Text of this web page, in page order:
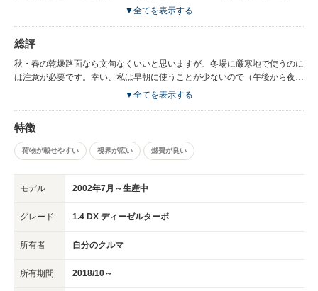
なり、本州仕様のバッテリーではすぐにセルの回転が落ちるので（本州で使
凍結路面では坂道や交差点での発進には苦労しますし、4WDなら余裕で入
れた圧雪路面でも走行に苦労することはあります。あと、暖気に時間がかか
るのと、暖房の効きはガソリン車ほどよくはないです。
▼全てを表示する
総評
秋・春の乾燥路面なら文句なくいいと思いますが、冬場に厳寒地で使うのに
は注意が必要です。幸い、私は早朝に使うことが少ないので（午後から夜に
使うのがほとんど）、どうにかなってはいますが。また、ディーゼルは排気
せん。私は仕事柄、ディーゼルエンジンをよく使うのでそれなりにメンテナ
ンスできているところもありますが、ガソリン車と同じ感覚で使わないよう
注意が必要です。維持費が安いといっても、メンテナンスがこの車を維持す
▼全てを表示する
特徴
荷物が載せやすい 視界が広い 燃費が良い
モデル 2002年7月～生産中
グレード 1.4 DX ディーゼルターボ
所有者 自分のクルマ
所有期間 2018/10～